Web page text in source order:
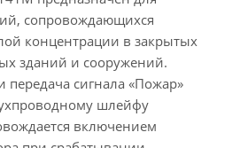
сопровождающихся
концентрации в закрытых
зданий и сооружений.
передача сигнала «Пожар»
шлейфу
включением